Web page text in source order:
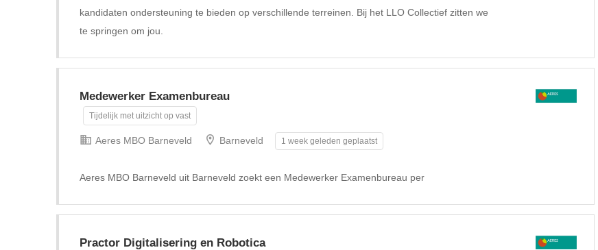
kandidaten ondersteuning te bieden op verschillende terreinen. Bij het LLO Collectief zitten we
te springen om jou.
Medewerker Examenbureau
Tijdelijk met uitzicht op vast
Aeres MBO Barneveld Barneveld 1 week geleden geplaatst
Aeres MBO Barneveld uit Barneveld zoekt een Medewerker Examenbureau per
Practor Digitalisering en Robotica